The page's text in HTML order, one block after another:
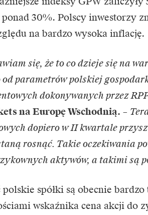
ponad 30%. Polscy inwestorzy
na bardzo wysoka inflację.
się, że to co dzieje się na
parametrów polskiej
dokonywanych przez
na Europę Wschodnią. –
dopiero w II kwartale
rosnąć. Takie oczekiwania
aktywów, a takimi są
polskie spółki są obecnie
wskaźnika cena akcji do